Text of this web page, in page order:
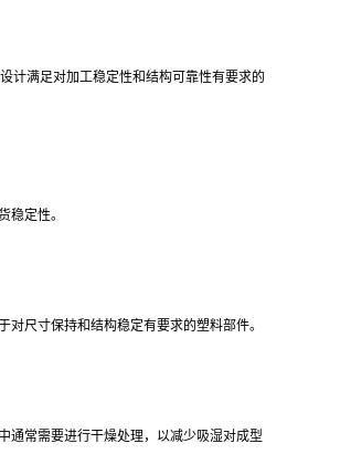
计满足对加工稳定性和结构可靠性有要求的
稳定性。
尺寸保持和结构稳定有要求的塑料部件。
通常需要进行干燥处理，以减少吸湿对成型